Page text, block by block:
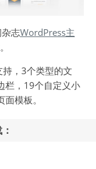
杂志WordPress主
持，3个类型的文
栏，19个自定义小
模板。